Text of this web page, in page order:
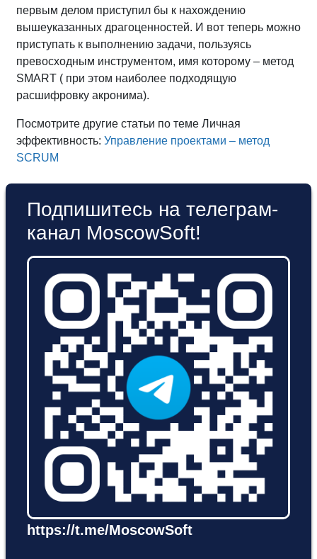
первым делом приступил бы к нахождению
вышеуказанных драгоценностей. И вот теперь можно
приступать к выполнению задачи, пользуясь
превосходным инструментом, имя которому – метод
SMART ( при этом наиболее подходящую
расшифровку акронима).
Посмотрите другие статьи по теме Личная
эффективность: Управление проектами – метод
SCRUM
Подпишитесь на телеграм-
канал MoscowSoft!
https://t.me/MoscowSoft